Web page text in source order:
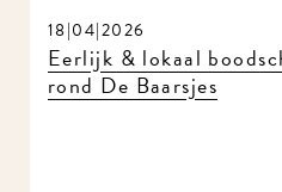
18|04|2026
Eerlijk & lokaal
rond De Baarsjes